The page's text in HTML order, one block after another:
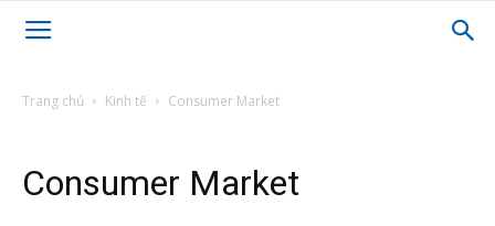
Trang chủ Kinh tế Consumer Market
Consumer Market